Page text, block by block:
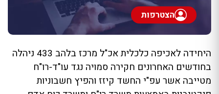
הצטרפות
היחידה לאכיפה כלכלית אכ"ל מרכז בלהב 433 ניהלה
בחודשים האחרונים חקירה סמויה נגד עו"ד-רו"ח
מטייבה אשר עפ"י החשד קיזז והפיץ חשבוניות